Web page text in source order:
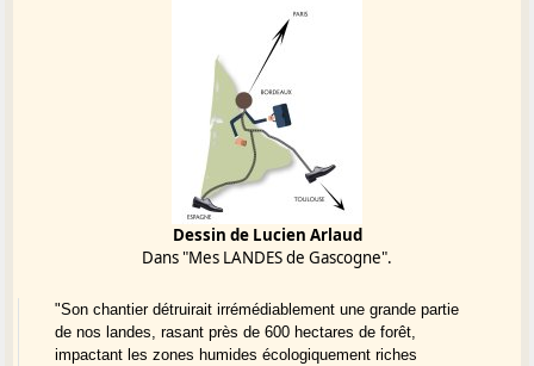
Dessin de Lucien Arlaud
Dans "Mes LANDES de Gascogne".
"Son chantier détruirait irrémédiablement une grande partie
de nos landes, rasant près de 600 hectares de forêt,
impactant les zones humides écologiquement riches